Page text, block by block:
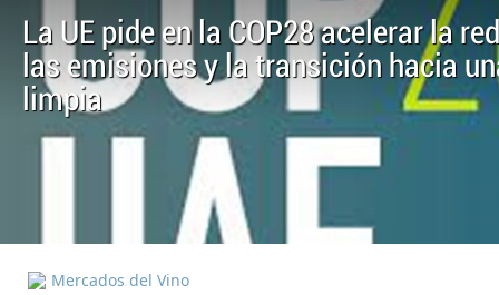
La UE pide en la COP28 acelerar la
las emisiones y la transición hacia
limpia
Mercados del Vino